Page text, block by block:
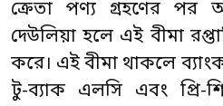
ক্রেতা পণ্য গ্রহণের পর
দেউলিয়া হলে এই বীমা
করে। এই বীমা থাকলে
টু-ব্যাক এলসি এবং প্রি-